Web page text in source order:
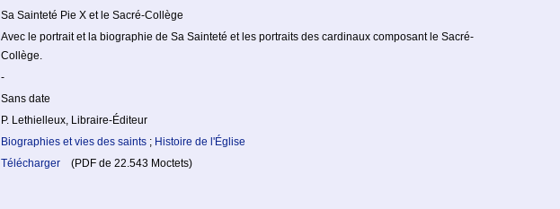
Sa Sainteté Pie X et le Sacré-Collège
Avec le portrait et la biographie de Sa Sainteté et les portraits des cardinaux composant le Sacré-
Collège.
-
Sans date
P. Lethielleux, Libraire-Éditeur
Biographies et vies des saints ; Histoire de l'Église
Télécharger (PDF de 22.543 Moctets)